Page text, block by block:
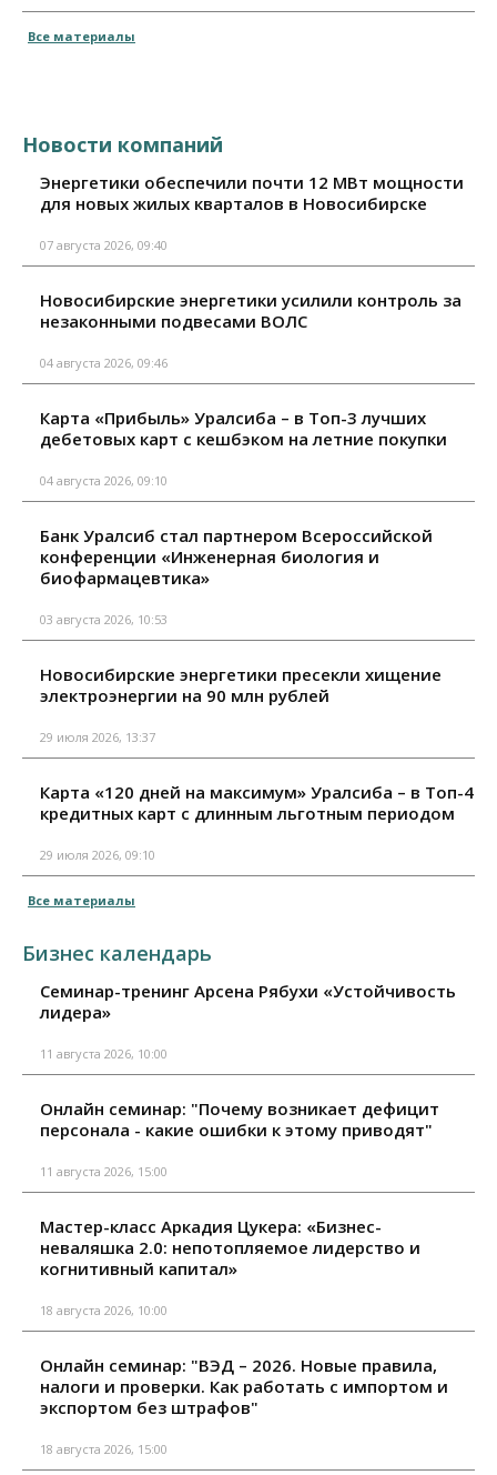
Все материалы
Новости компаний
Энергетики обеспечили почти 12 МВт мощности
для новых жилых кварталов в Новосибирске
07 августа 2026, 09:40
Новосибирские энергетики усилили контроль за
незаконными подвесами ВОЛС
04 августа 2026, 09:46
Карта «Прибыль» Уралсиба – в Топ-3 лучших
дебетовых карт с кешбэком на летние покупки
04 августа 2026, 09:10
Банк Уралсиб стал партнером Всероссийской
конференции «Инженерная биология и
биофармацевтика»
03 августа 2026, 10:53
Новосибирские энергетики пресекли хищение
электроэнергии на 90 млн рублей
29 июля 2026, 13:37
Карта «120 дней на максимум» Уралсиба – в Топ-4
кредитных карт с длинным льготным периодом
29 июля 2026, 09:10
Все материалы
Бизнес календарь
Семинар-тренинг Арсена Рябухи «Устойчивость
лидера»
11 августа 2026, 10:00
Онлайн семинар: "Почему возникает дефицит
персонала - какие ошибки к этому приводят"
11 августа 2026, 15:00
Мастер-класс Аркадия Цукера: «Бизнес-
неваляшка 2.0: непотопляемое лидерство и
когнитивный капитал»
18 августа 2026, 10:00
Онлайн семинар: "ВЭД – 2026. Новые правила,
налоги и проверки. Как работать с импортом и
экспортом без штрафов"
18 августа 2026, 15:00